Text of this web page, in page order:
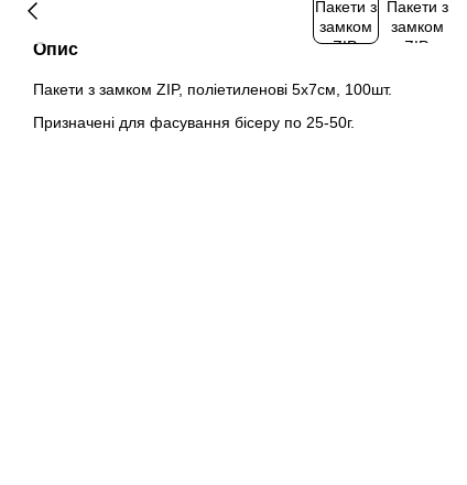
Опис
Пакети з замком ZIP, поліетиленові 5x7см, 100шт.
Призначені для фасування бісеру по 25-50г.